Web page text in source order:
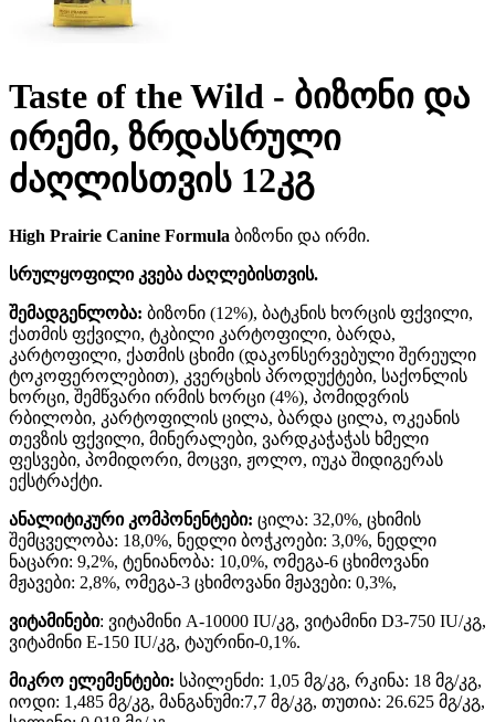
Taste of the Wild - ბიზონი და
ირემი, ზრდასრული
ძაღლისთვის 12კგ
High Prairie Canine Formula ბიზონი და ირმი.
სრულყოფილი კვება ძაღლებისთვის.
შემადგენლობა: ბიზონი (12%), ბატკნის ხორცის ფქვილი,
ქათმის ფქვილი, ტკბილი კარტოფილი, ბარდა,
კარტოფილი, ქათმის ცხიმი (დაკონსერვებული შერეული
ტოკოფეროლებით), კვერცხის პროდუქტები, საქონლის
ხორცი, შემწვარი ირმის ხორცი (4%), პომიდვრის
რბილობი, კარტოფილის ცილა, ბარდა ცილა, ოკეანის
თევზის ფქვილი, მინერალები, ვარდკაჭაჭას ხმელი
ფესვები, პომიდორი, მოცვი, ჟოლო, იუკა შიდიგერას
ექსტრაქტი.
ანალიტიკური კომპონენტები: ცილა: 32,0%, ცხიმის
შემცველობა: 18,0%, ნედლი ბოჭკოები: 3,0%, ნედლი
ნაცარი: 9,2%, ტენიანობა: 10,0%, ომეგა-6 ცხიმოვანი
მჟავები: 2,8%, ომეგა-3 ცხიმოვანი მჟავები: 0,3%,
ვიტამინები: ვიტამინი A-10000 IU/კგ, ვიტამინი D3-750 IU/კგ,
ვიტამინი E-150 IU/კგ, ტაურინი-0,1%.
მიკრო ელემენტები: სპილენძი: 1,05 მგ/კგ, რკინა: 18 მგ/კგ,
იოდი: 1,485 მგ/კგ, მანგანუმი:7,7 მგ/კგ, თუთია: 26.625 მგ/კგ,